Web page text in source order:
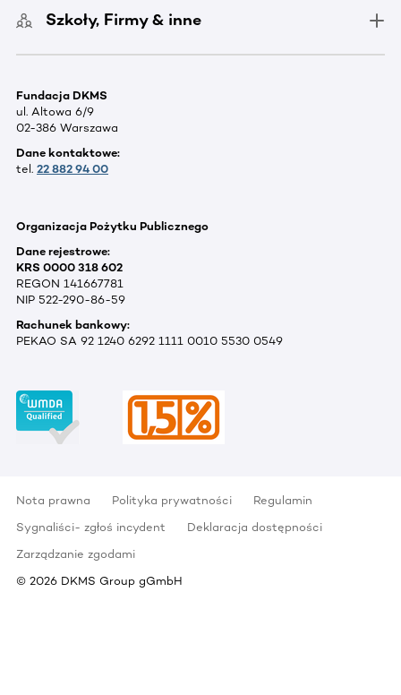
Szkoły, Firmy & inne
Fundacja DKMS
ul. Altowa 6/9
02-386 Warszawa
Dane kontaktowe:
tel. 22 882 94 00
Organizacja Pożytku Publicznego
Dane rejestrowe:
KRS 0000 318 602
REGON 141667781
NIP 522-290-86-59
Rachunek bankowy:
PEKAO SA 92 1240 6292 1111 0010 5530 0549
Nota prawna Polityka prywatności
Regulamin
Sygnaliści- zgłoś incydent
Deklaracja dostępności
Zarządzanie zgodami
© 2026 DKMS Group gGmbH